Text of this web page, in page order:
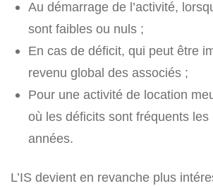
Au démarrage de l’activité,
sont faibles ou nuls ;
En cas de déficit, qui peut être
revenu global des associés ;
Pour une activité de location
où les déficits sont fréquents les
années.
L’IS devient en revanche plus